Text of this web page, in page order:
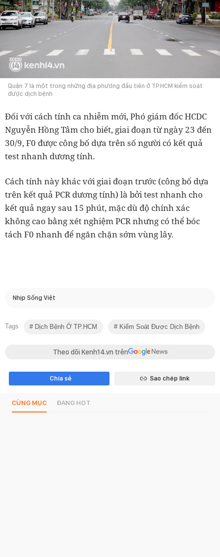
Quận 7 là một trong những địa phương đầu tiên ở TP.HCM kiểm soát
được dịch bệnh
Đối với cách tính ca nhiễm mới, Phó giám đốc HCDC
Nguyễn Hồng Tâm cho biết, giai đoạn từ ngày 23 đến
30/9, F0 được công bố dựa trên số người có kết quả
test nhanh dương tính.
Cách tính này khác với giai đoạn trước (công bố dựa
trên kết quả PCR dương tính) là bởi test nhanh cho
kết quả ngay sau 15 phút, mặc dù độ chính xác
không cao bằng xét nghiệm PCR nhưng có thể bóc
tách F0 nhanh để ngăn chặn sớm vùng lây.
Nhịp Sống Việt
Tags Dịch Bệnh Ở TP.HCM Kiểm Soát Được Dịch Bệnh
Theo dõi Kenh14.vn trên
Chia sẻ Sao chép link
CÙNG MỤC ĐANG HOT